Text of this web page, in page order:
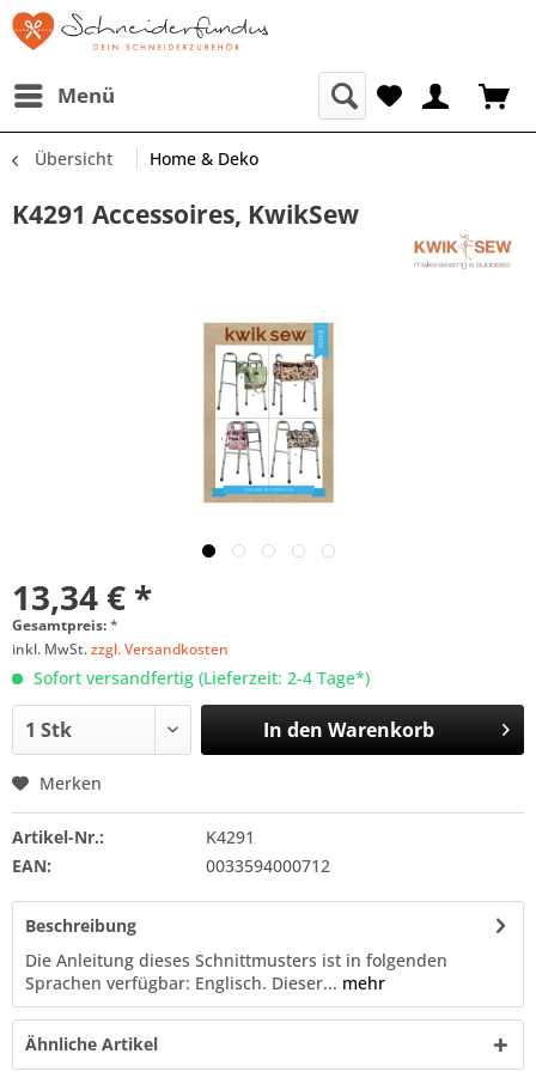
Menü
Übersicht Home & Deko
K4291 Accessoires, KwikSew
13,34 € *
Gesamtpreis:*
inkl. MwSt.zzgl. Versandkosten
Sofort versandfertig (Lieferzeit: 2-4 Tage*)
In den Warenkorb
Merken
Artikel-Nr.:
K4291
EAN:
0033594000712
Beschreibung
Die Anleitung dieses Schnittmusters ist in folgenden
Sprachen verfügbar: Englisch. Dieser... mehr
Ähnliche Artikel